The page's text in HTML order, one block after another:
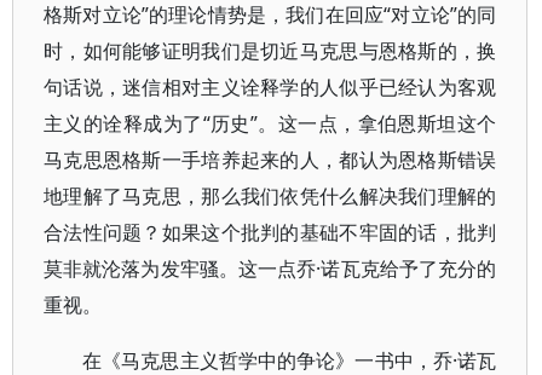
格斯对立论”的理论情势是，我们在回应“对立论”的同
时，如何能够证明我们是切近马克思与恩格斯的，换
句话说，迷信相对主义诠释学的人似乎已经认为客观
主义的诠释成为了“历史”。这一点，拿伯恩斯坦这个
马克思恩格斯一手培养起来的人，都认为恩格斯错误
地理解了马克思，那么我们依凭什么解决我们理解的
合法性问题？如果这个批判的基础不牢固的话，批判
莫非就沦落为发牢骚。这一点乔·诺瓦克给予了充分的
重视。
在《马克思主义哲学中的争论》一书中，乔·诺瓦